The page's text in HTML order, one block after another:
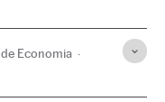
Economia